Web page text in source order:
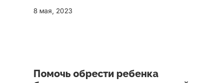
8 мая, 2023
Помочь обрести ребенка